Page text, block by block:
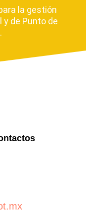
la gestión
de Punto de